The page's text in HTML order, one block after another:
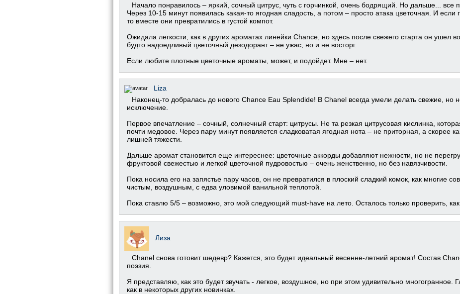
Начало понравилось – яркий, сочный цитрус, чуть с горчинкой, очень бодрящий. Но дальше... все
Через 10-15 минут появилась какая-то ягодная сладость, а потом – просто атака цветочная. И
то вместе они превратились в густой компот.
Ожидала легкости, как в других ароматах линейки Chance, но здесь после свежего старта он ушел
будто надоедливый цветочный дезодорант – не ужас, но и не восторг.
Если любите плотные цветочные ароматы, может, и подойдет. Мне – нет.
Liza
Наконец-то добралась до нового Chance Eau Splendide! В Chanel всегда умели делать свежие, но
исключение.
Первое впечатление – сочный, солнечный старт: цитрусы. Не та резкая цитрусовая кислинка,
почти медовое. Через пару минут появляется сладковатая ягодная нота – не приторная, а скорее
лишней тяжести.
Дальше аромат становится еще интереснее: цветочные аккорды добавляют нежности, но не
фруктовой свежестью и легкой цветочной пудровостью – очень женственно, но без навязчивости.
Пока носила его на запястье пару часов, он не превратился в плоский сладкий комок, как
чистым, воздушным, с едва уловимой ванильной теплотой.
Пока ставлю 5/5 – возможно, это мой следующий must-have на лето. Осталось только проверить,
Лиза
Chanel снова готовит шедевр? Кажется, это будет идеальный весенне-летний аромат! Состав
поэзия.
Я представляю, как это будет звучать - легкое, воздушное, но при этом удивительно многогранное.
как в некоторых других новинках.